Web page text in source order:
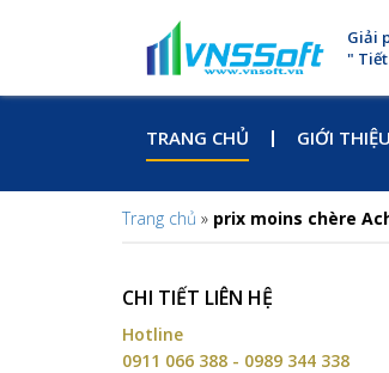
Giải
"
TRANG CHỦ GIỚI THIỆU
Trang chủ » prix moins chère
CHI TIẾT LIÊN HỆ
Hotline
0911 066 388 - 0989 344 338